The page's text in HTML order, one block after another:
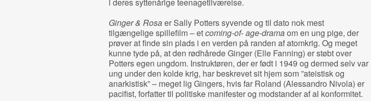
Ginger & Rosaer Sally Potters syvende og til dato nok mest
tilgængelige spillefilm – etcoming-of- age-dramaom en ung pige, der
prøver at finde sin plads i en verden på randen af atomkrig. Og meget
kunne tyde på, at den rødhårede Ginger (Elle Fanning) er støbt over
Potters egen ungdom. Instruktøren, der er født i 1949 og dermed selv var
ung under den kolde krig, har beskrevet sit hjem som ”ateistisk og
anarkistisk” – meget lig Gingers, hvis far Roland (Alessandro Nivola) er
pacifist, forfatter til politiske manifester og modstander af al konformitet.